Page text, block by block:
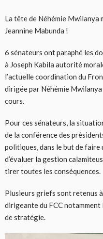
La tête de Néhémie Mwilanya
Jeannine Mabunda !
6 sénateurs ont paraphé les
à Joseph Kabila autorité
l’actuelle coordination du
dirigée par Néhémie
cours.
Pour ces sénateurs, la
de la conférence des
politiques, dans le but de faire
d’évaluer la gestion
tirer toutes les conséquences.
Plusieurs griefs sont retenus
dirigeante du FCC notamment
de stratégie.